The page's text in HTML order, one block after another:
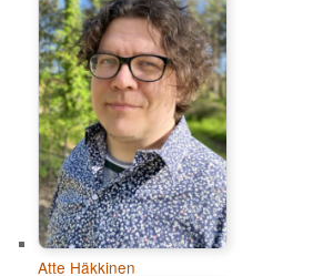
Atte Häkkinen